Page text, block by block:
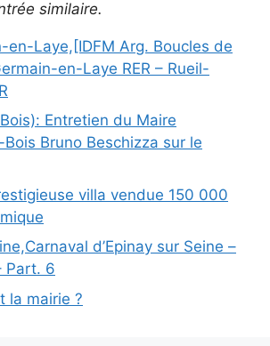
similaire.
en-Laye,[IDFM Arg. Boucles de
en-Laye RER – Rueil-
Entretien du Maire
Bois Bruno Beschizza sur le
villa vendue 150 000
d’Epinay sur Seine –
Part. 6
la mairie ?